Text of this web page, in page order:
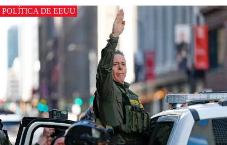
POLÍTICA DE EEUU